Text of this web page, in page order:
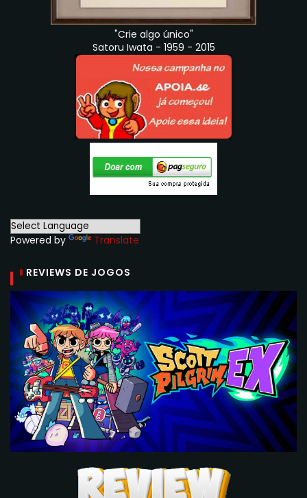
"Crie algo único"
Satoru Iwata - 1959 - 2015
Powered by Translate
REVIEWS DE JOGOS